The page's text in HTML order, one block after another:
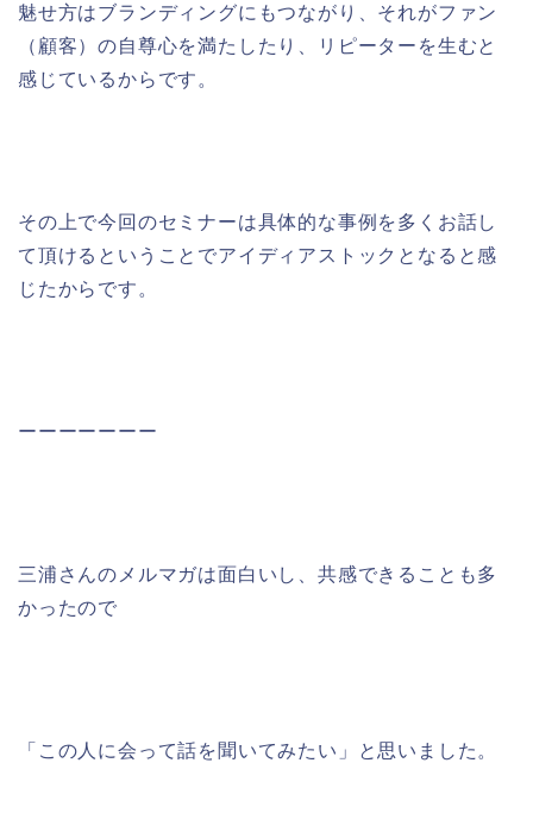
魅せ方はブランディングにもつながり、それがファン
（顧客）の自尊心を満たしたり、リピーターを生むと
感じているからです。
その上で今回のセミナーは具体的な事例を多くお話し
て頂けるということでアイディアストックとなると感
じたからです。
ーーーーーーー
三浦さんのメルマガは面白いし、共感できることも多
かったので
「この人に会って話を聞いてみたい」と思いました。